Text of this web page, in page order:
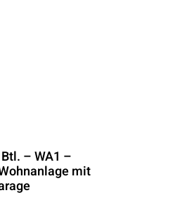
– WA1 –
mit